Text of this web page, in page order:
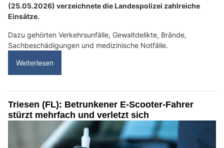
(25.05.2026) verzeichnete die Landespolizei zahlreiche
Einsätze.
Dazu gehörten Verkehrsunfälle, Gewaltdelikte, Brände,
Sachbeschädigungen und medizinische Notfälle.
Weiterlesen
Triesen (FL): Betrunkener E-Scooter-Fahrer
stürzt mehrfach und verletzt sich